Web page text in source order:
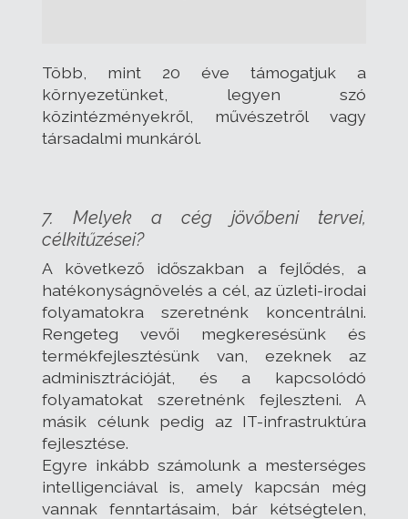
Több, mint 20 éve támogatjuk a
környezetünket, legyen szó
közintézményekről, művészetről vagy
társadalmi munkáról.
7. Melyek a cég jövőbeni tervei,
célkitűzései?
A következő időszakban a fejlődés, a
hatékonyságnövelés a cél, az üzleti-irodai
folyamatokra szeretnénk koncentrálni.
Rengeteg vevői megkeresésünk és
termékfejlesztésünk van, ezeknek az
adminisztrációját, és a kapcsolódó
folyamatokat szeretnénk fejleszteni. A
másik célunk pedig az IT-infrastruktúra
fejlesztése.
Egyre inkább számolunk a mesterséges
intelligenciával is, amely kapcsán még
vannak fenntartásaim, bár kétségtelen,